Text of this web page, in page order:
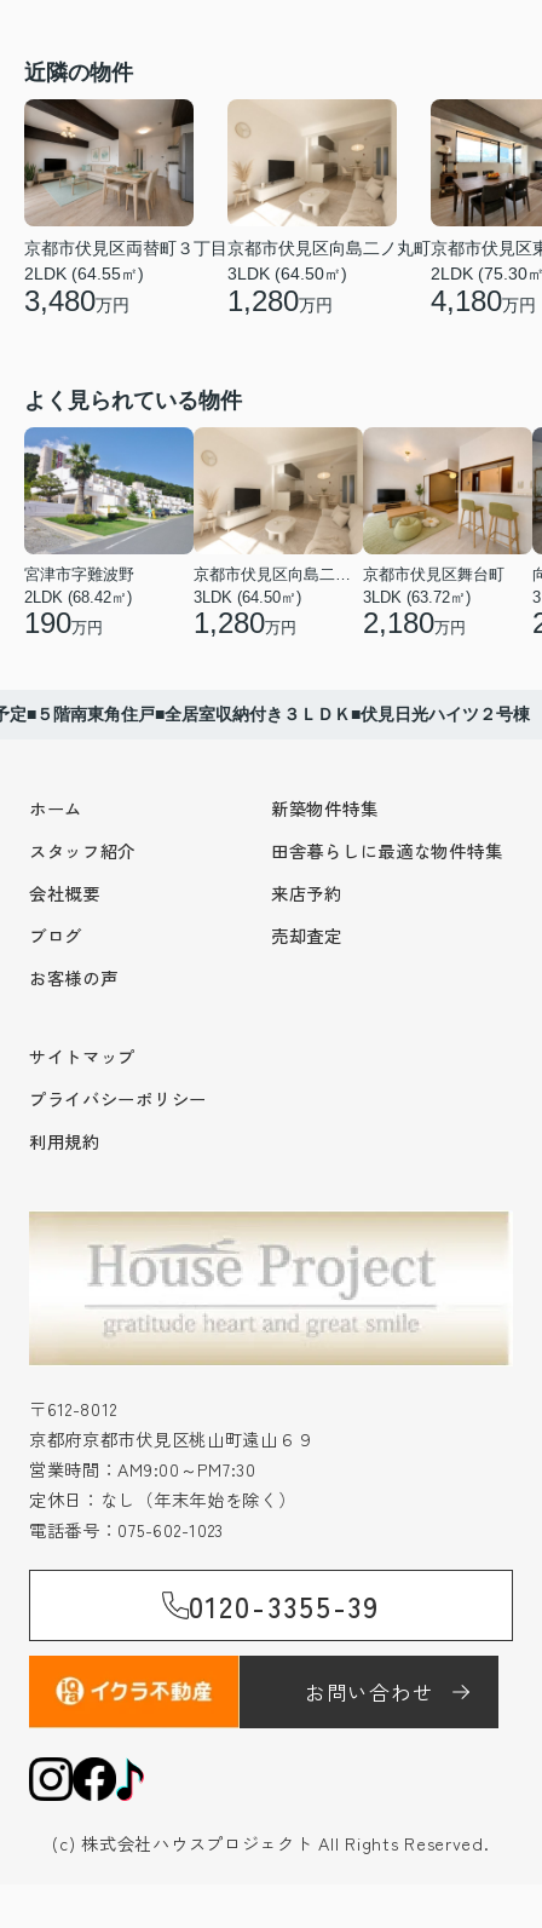
近隣の物件
京都市伏見区両替町３丁目
2LDK (64.55㎡)
3,480万円
京都市伏見区向島二ノ丸町
3LDK (64.50㎡)
1,280万円
京都市伏見区
2LDK (75.30
4,180万円
よく見られている物件
宮津市字難波野
2LDK (68.42㎡)
190万円
京都市伏見区向島二ノ丸町
3LDK (64.50㎡)
1,280万円
京都市伏見区舞台町
3LDK (63.72㎡)
2,180万円
■５階南東角住戸■全居室収納付き３ＬＤＫ■伏見日光ハイツ２号棟
ホーム
スタッフ紹介
会社概要
ブログ
お客様の声
新築物件特集
田舎暮らしに最適な物件特集
来店予約
売却査定
サイトマップ
プライバシーポリシー
利用規約
〒612-8012
京都府京都市伏見区桃山町遠山６９
営業時間：AM9:00～PM7:30
定休日：なし（年末年始を除く）
電話番号： 075-602-1023
0120-3355-39
お問い合わせ
(c) 株式会社ハウスプロジェクト All Rights Reserved.